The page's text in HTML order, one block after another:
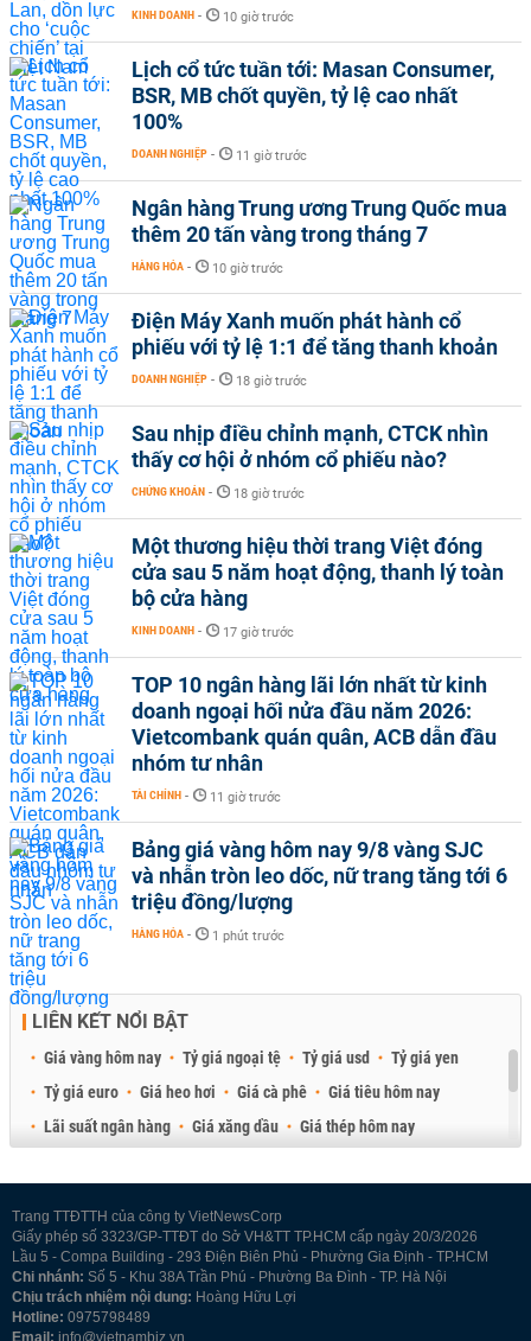
KINH DOANH - 10 giờ trước
Lịch cổ tức tuần tới: Masan Consumer,
BSR, MB chốt quyền, tỷ lệ cao nhất
100%
DOANH NGHIỆP - 11 giờ trước
Ngân hàng Trung ương Trung Quốc mua
thêm 20 tấn vàng trong tháng 7
HÀNG HÓA - 10 giờ trước
Điện Máy Xanh muốn phát hành cổ
phiếu với tỷ lệ 1:1 để tăng thanh khoản
DOANH NGHIỆP - 18 giờ trước
Sau nhịp điều chỉnh mạnh, CTCK nhìn
thấy cơ hội ở nhóm cổ phiếu nào?
CHỨNG KHOÁN - 18 giờ trước
Một thương hiệu thời trang Việt đóng
cửa sau 5 năm hoạt động, thanh lý toàn
bộ cửa hàng
KINH DOANH - 17 giờ trước
TOP 10 ngân hàng lãi lớn nhất từ kinh
doanh ngoại hối nửa đầu năm 2026:
Vietcombank quán quân, ACB dẫn đầu
nhóm tư nhân
TÀI CHÍNH - 11 giờ trước
Bảng giá vàng hôm nay 9/8 vàng SJC
và nhẫn tròn leo dốc, nữ trang tăng tới 6
triệu đồng/lượng
HÀNG HÓA - 1 phút trước
LIÊN KẾT NỔI BẬT
Giá vàng hôm nay Tỷ giá ngoại tệ Tỷ giá usd
Tỷ giá yen
Tỷ giá euro
Giá heo hơi Giá cà phê
Giá tiêu hôm nay
Lãi suất ngân hàng
Giá xăng dầu
Giá thép hôm nay
Trang TTĐTTH của công ty VietNewsCorp
Giấy phép số 3323/GP-TTĐT do Sở VH&TT TP.HCM cấp ngày 20/3/2026
Lầu 5 - Compa Building - 293 Điện Biên Phủ - Phường Gia Định - TP.HCM
Chi nhánh: Số 5 - Khu 38A Trần Phú - Phường Ba Đình - TP. Hà Nội
Chịu trách nhiệm nội dung: Hoàng Hữu Lợi
Hotline: 0975798489
Email: info@vietnambiz.vn